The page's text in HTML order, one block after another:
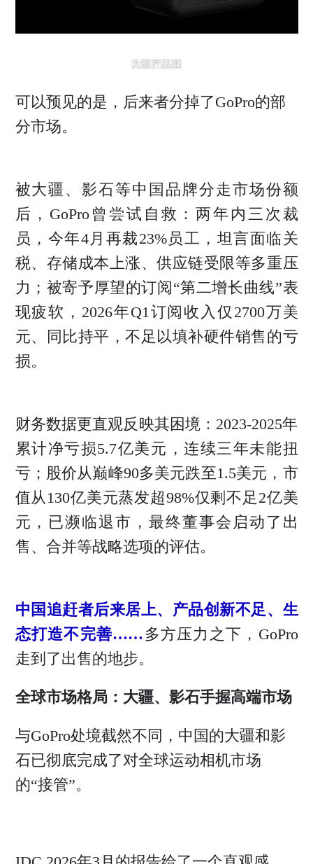
大疆产品图
可以预见的是，后来者分掉了GoPro的部
分市场。
被大疆、影石等中国品牌分走市场份额
后，GoPro曾尝试自救：两年内三次裁
员，今年4月再裁23%员工，坦言面临关
税、存储成本上涨、供应链受限等多重压
力；被寄予厚望的订阅“第二增长曲线”表
现疲软，2026年Q1订阅收入仅2700万美
元、同比持平，不足以填补硬件销售的亏
损。
财务数据更直观反映其困境：2023-2025年
累计净亏损5.7亿美元，连续三年未能扭
亏；股价从巅峰90多美元跌至1.5美元，市
值从130亿美元蒸发超98%仅剩不足2亿美
元，已濒临退市，最终董事会启动了出
售、合并等战略选项的评估。
中国追赶者后来居上、产品创新不足、生
态打造不完善…… 多方压力之下，GoPro
走到了出售的地步。
全球市场格局：大疆、影石手握高端市场
与GoPro处境截然不同，中国的大疆和影
石已彻底完成了对全球运动相机市场
的“接管”。